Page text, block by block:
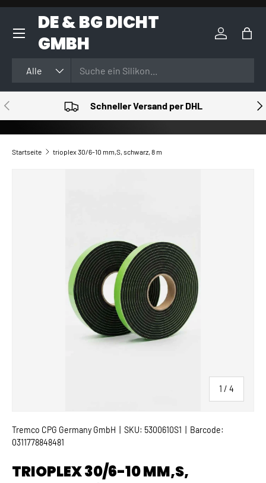
DIREKT ZUM INHALT
DE & BG DICHT
GMBH
Alle
Einloggen
VORHERIGE Schneller Versand per DHL
Startseite trioplex 30/6-10 mm,S, schwarz, 8 m
1 / von
4
Tremco CPG Germany GmbH SKU: 5300610S1
Barcode:
0311778848481
TRIOPLEX 30/6-10 MM,S,